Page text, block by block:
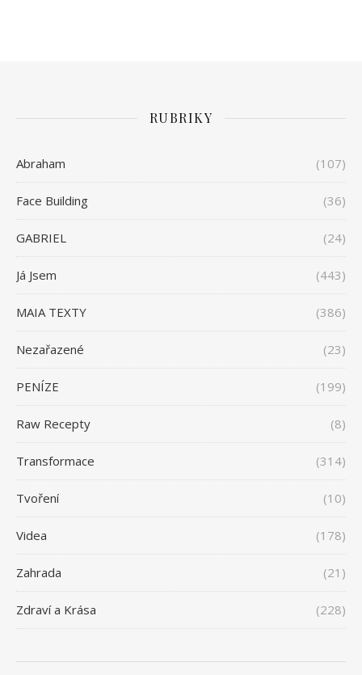
RUBRIKY
Abraham (107)
Face Building (36)
GABRIEL (24)
Já Jsem (443)
MAIA TEXTY (386)
Nezařazené (23)
PENÍZE (199)
Raw Recepty (8)
Transformace (314)
Tvoření (10)
Videa (178)
Zahrada (21)
Zdraví a Krása (228)